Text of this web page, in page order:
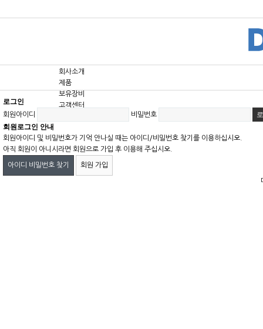
회사소개
제품
보유장비
고객센터
로그인
회원아이디 비밀번호
회원로그인 안내
회원아이디 및 비밀번호가 기억 안나실 때는 아이디/비밀번호 찾기를 이용하십시오.
아직 회원이 아니시라면 회원으로 가입 후 이용해 주십시오.
아이디 비밀번호 찾기 회원 가입